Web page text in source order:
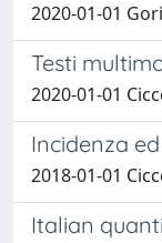
2020-01-01
Testi
2020-01-01
Incidenza
2018-01-01
Italian